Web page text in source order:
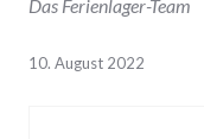
Das Ferienlager-Team
10. August 2022